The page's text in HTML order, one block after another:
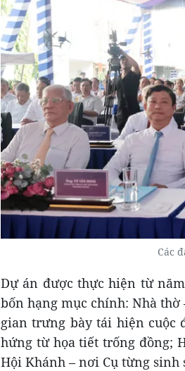
Các
Dự án được thực hiện từ
bốn hạng mục chính: Nhà
gian trưng bày tái hiện cuộc
hứng từ họa tiết trống đồng;
Hội Khánh – nơi Cụ từng sinh